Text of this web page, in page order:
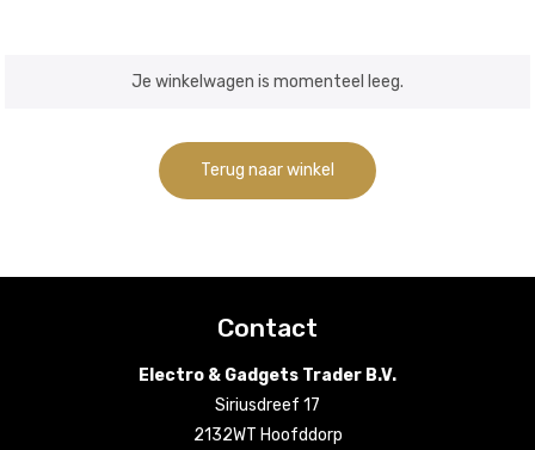
Je winkelwagen is momenteel leeg.
Terug naar winkel
Contact
Electro & Gadgets Trader B.V.
Siriusdreef 17
2132WT Hoofddorp